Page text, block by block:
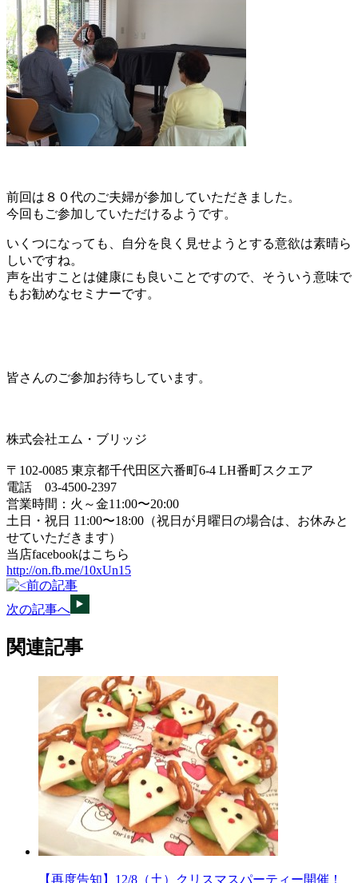
前回は８０代のご夫婦が参加していただきました。
今回もご参加していただけるようです。
いくつになっても、自分を良く見せようとする意欲は素晴ら
しいですね。
声を出すことは健康にも良いことですので、そういう意味で
もお勧めなセミナーです。
皆さんのご参加お待ちしています。
株式会社エム・ブリッジ
〒102-0085 東京都千代田区六番町6-4 LH番町スクエア
電話 03-4500-2397
営業時間：火～金11:00〜20:00
土日・祝日 11:00〜18:00（祝日が月曜日の場合は、お休みと
せていただきます）
当店facebookはこちら
http://on.fb.me/10xUn15
前の記事
次の記事へ
関連記事
【再度告知】12/8（土）クリスマスパーティー開催！